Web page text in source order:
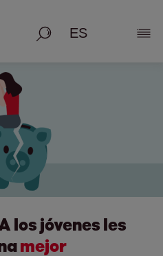
Busque en
los jóvenes les
mejor